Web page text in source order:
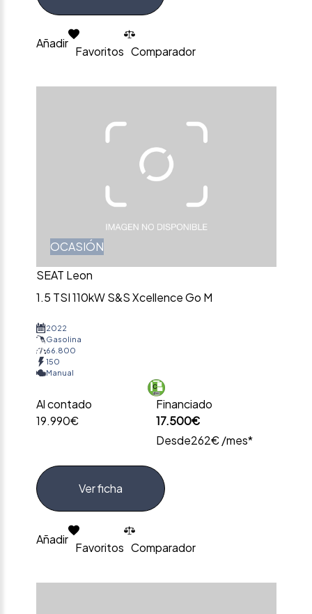
Añadir
Favoritos Comparador
OCASIÓN
SEAT Leon
1.5 TSI 110kW S&S Xcellence Go M
2022
Gasolina
66.800
150
Manual
Al contado
19.990€
Financiado
17.500€
Desde262€ /mes*
Ver ficha
Añadir
Favoritos Comparador